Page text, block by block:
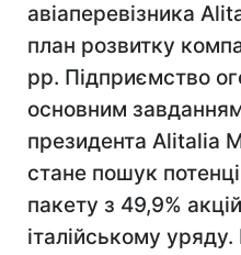
авіаперевізника
план розвитку
рр. Підприємство
основним
президента Alitalia
стане пошук
пакету з 49,9%
італійському